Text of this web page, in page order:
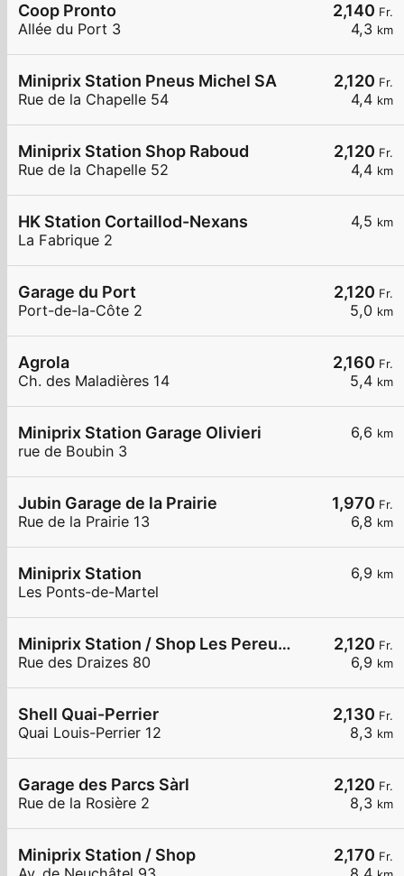
2,140 Fr.
4,3 km
Coop Pronto
Allée du Port 3
2,120 Fr.
4,4 km
Miniprix Station Pneus Michel SA
Rue de la Chapelle 54
2,120 Fr.
4,4 km
Miniprix Station Shop Raboud
Rue de la Chapelle 52
4,5 km
HK Station Cortaillod-Nexans
La Fabrique 2
2,120 Fr.
5,0 km
Garage du Port
Port-de-la-Côte 2
2,160 Fr.
5,4 km
Agrola
Ch. des Maladières 14
6,6 km
Miniprix Station Garage Olivieri
rue de Boubin 3
1,970 Fr.
6,8 km
Jubin Garage de la Prairie
Rue de la Prairie 13
6,9 km
Miniprix Station
Les Ponts-de-Martel
2,120 Fr.
6,9 km
Miniprix Station / Shop Les Pereuses
Rue des Draizes 80
2,130 Fr.
8,3 km
Shell Quai-Perrier
Quai Louis-Perrier 12
2,120 Fr.
8,3 km
Garage des Parcs Sàrl
Rue de la Rosière 2
2,170 Fr.
Miniprix Station / Shop